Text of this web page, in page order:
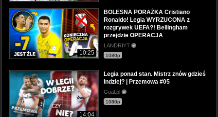
10:25
BOLESNA PORAŻKA Cristiano
Ronaldo! Legia WYRZUCONA z
rozgrywek UEFA?! Bellingham
przejdzie OPERACJA
LANDRIYT
1080p
14:04
Legia ponad stan. Mistrz znów gdzieś
indziej? | Przemowa #05
Goal.pl
1080p